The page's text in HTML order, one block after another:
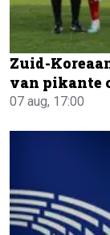
Zuid-
van pikante
07 aug, 17:00